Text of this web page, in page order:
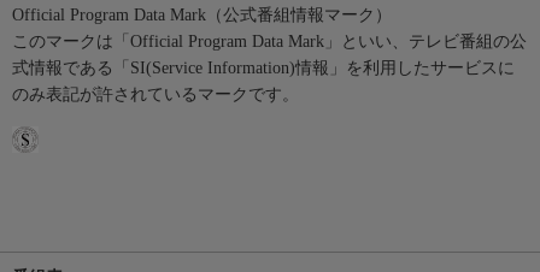
Official Program Data Mark（公式番組情報マーク）
このマークは「Official Program Data Mark」といい、テレビ番組の公
式情報である「SI(Service Information)情報」を利用したサービスに
のみ表記が許されているマークです。